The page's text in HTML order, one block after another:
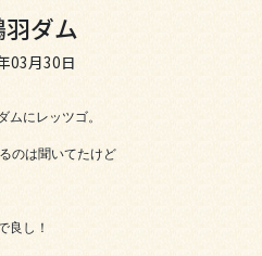
ダム
03月30日
ムにレッツゴ。
のは聞いてたけど
良し！